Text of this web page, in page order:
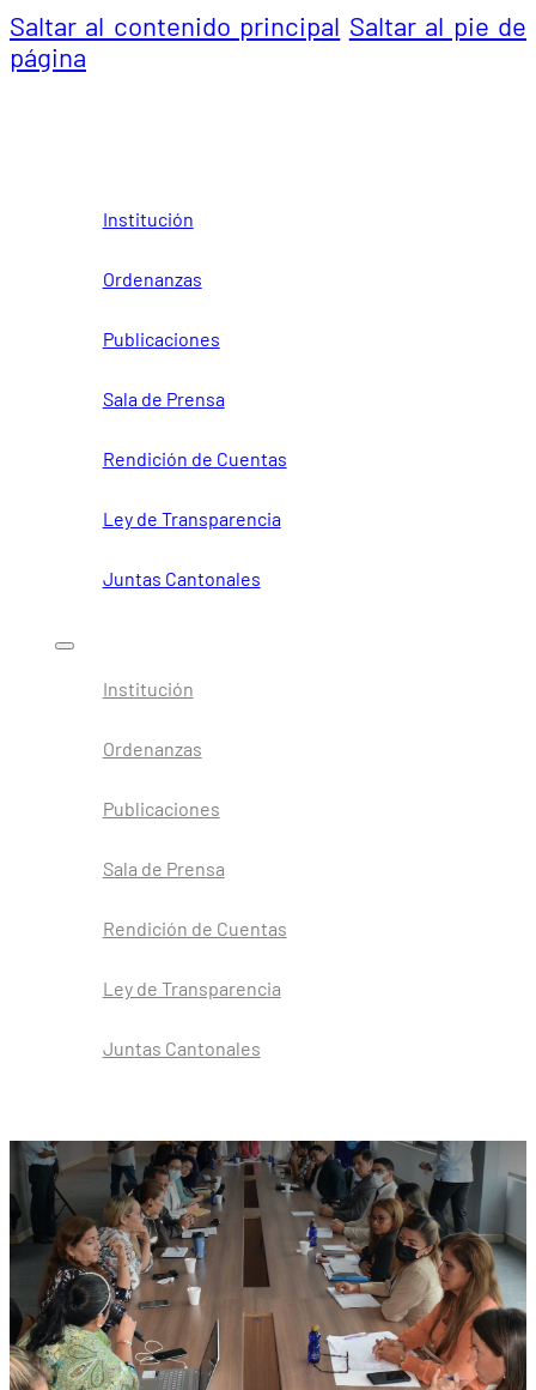
Saltar al contenido principal Saltar al pie de
página
Institución
Ordenanzas
Publicaciones
Sala de Prensa
Rendición de Cuentas
Ley de Transparencia
Juntas Cantonales
Institución
Ordenanzas
Publicaciones
Sala de Prensa
Rendición de Cuentas
Ley de Transparencia
Juntas Cantonales